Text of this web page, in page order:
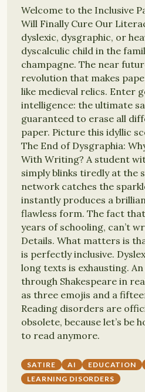
Welcome to the Inclusive
Will Finally Cure Our
dyslexic, dysgraphic, or
dyscalculic child in the
champagne. The near
revolution that makes
like medieval relics. Enter
intelligence: the ultimate
guaranteed to erase all
paper. Picture this idyllic
The End of Dysgraphia:
With Writing? A student
simply blinks tiredly at the
network catches the
instantly produces a
flawless form. The fact
years of schooling, can’t
Details. What matters is
is perfectly inclusive.
long texts is exhausting.
through Shakespeare in
as three emojis and a
Reading disorders are
obsolete, because let’s be
to read anymore.
SATIRE AI EDUCATION
LEARNING DISORDERS